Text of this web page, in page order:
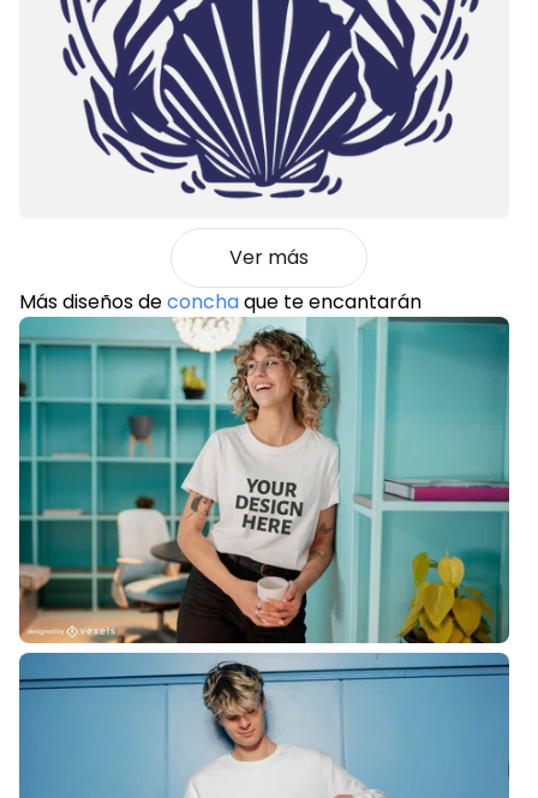
Ver más
Más diseños deconchaque te encantarán